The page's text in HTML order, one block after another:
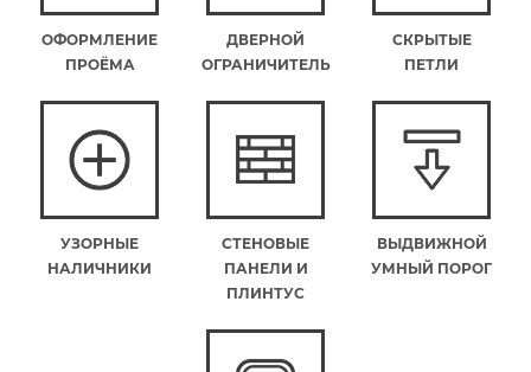
ОФОРМЛЕНИЕ
ПРОЁМА
ДВЕРНОЙ
ОГРАНИЧИТЕЛЬ
СКРЫТЫЕ
ПЕТЛИ
УЗОРНЫЕ
НАЛИЧНИКИ
СТЕНОВЫЕ
ПАНЕЛИ И
ПЛИНТУС
ВЫДВИЖНОЙ
УМНЫЙ ПОРОГ